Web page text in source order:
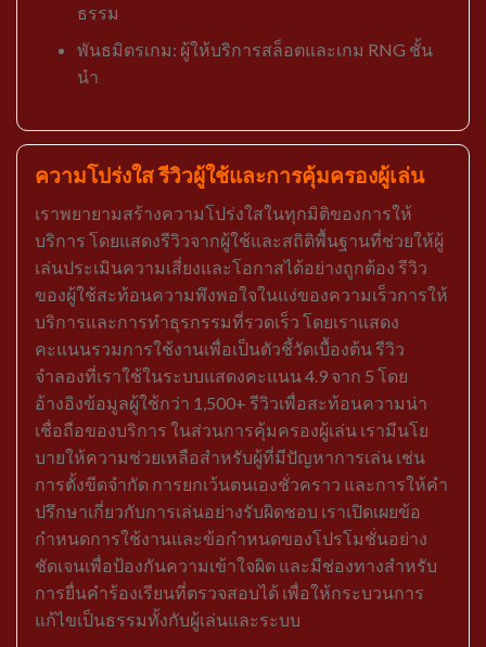
ธรรม
พันธมิตรเกม: ผู้ให้บริการสล็อตและเกม RNG ชั้น
นำ
ความโปร่งใส รีวิวผู้ใช้และการคุ้มครองผู้เล่น
เราพยายามสร้างความโปร่งใสในทุกมิติของการให้
บริการ โดยแสดงรีวิวจากผู้ใช้และสถิติพื้นฐานที่ช่วยให้ผู้
เล่นประเมินความเสี่ยงและโอกาสได้อย่างถูกต้อง รีวิว
ของผู้ใช้สะท้อนความพึงพอใจในแง่ของความเร็วการให้
บริการและการทำธุรกรรมที่รวดเร็ว โดยเราแสดง
คะแนนรวมการใช้งานเพื่อเป็นตัวชี้วัดเบื้องต้น รีวิว
จำลองที่เราใช้ในระบบแสดงคะแนน 4.9 จาก 5 โดย
อ้างอิงข้อมูลผู้ใช้กว่า 1,500+ รีวิวเพื่อสะท้อนความน่า
เชื่อถือของบริการ ในส่วนการคุ้มครองผู้เล่น เรามีนโย
บายให้ความช่วยเหลือสำหรับผู้ที่มีปัญหาการเล่น เช่น
การตั้งขีดจำกัด การยกเว้นตนเองชั่วคราว และการให้คำ
ปรึกษาเกี่ยวกับการเล่นอย่างรับผิดชอบ เราเปิดเผยข้อ
กำหนดการใช้งานและข้อกำหนดของโปรโมชั่นอย่าง
ชัดเจนเพื่อป้องกันความเข้าใจผิด และมีช่องทางสำหรับ
การยื่นคำร้องเรียนที่ตรวจสอบได้ เพื่อให้กระบวนการ
แก้ไขเป็นธรรมทั้งกับผู้เล่นและระบบ